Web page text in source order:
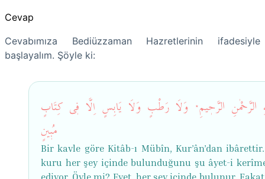
Cevap
Cevabımıza Bediüzzaman Hazretlerinin ifadesiyle
başlayalım. Şöyle ki:
الرَّحْمٰنِ الرَّحٖیمِ٭ وَلَا رَطْبٍ وَلَا یَابِسٍ اِلَّا فٖی كِتَابٍ
مُبٖی
Bir kavle göre Kitâb-ı Mübîn, Kur’ân’dan
kuru her şey içinde bulunduğunu şu âyet-i
ediyor. Öyle mi? Evet, her şey içinde bulunur.